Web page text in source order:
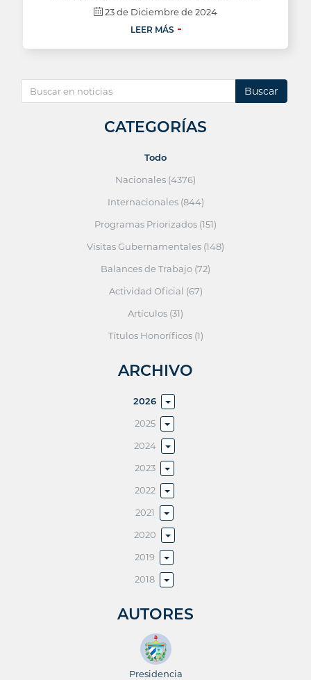
23 de Diciembre de 2024
LEER MÁS
Buscar
CATEGORÍAS
Todo
Nacionales (4376)
Internacionales (844)
Programas Priorizados (151)
Visitas Gubernamentales (148)
Balances de Trabajo (72)
Actividad Oficial (67)
Artículos (31)
Títulos Honoríficos (1)
ARCHIVO
2026
2025
2024
2023
2022
2021
2020
2019
2018
AUTORES
Presidencia